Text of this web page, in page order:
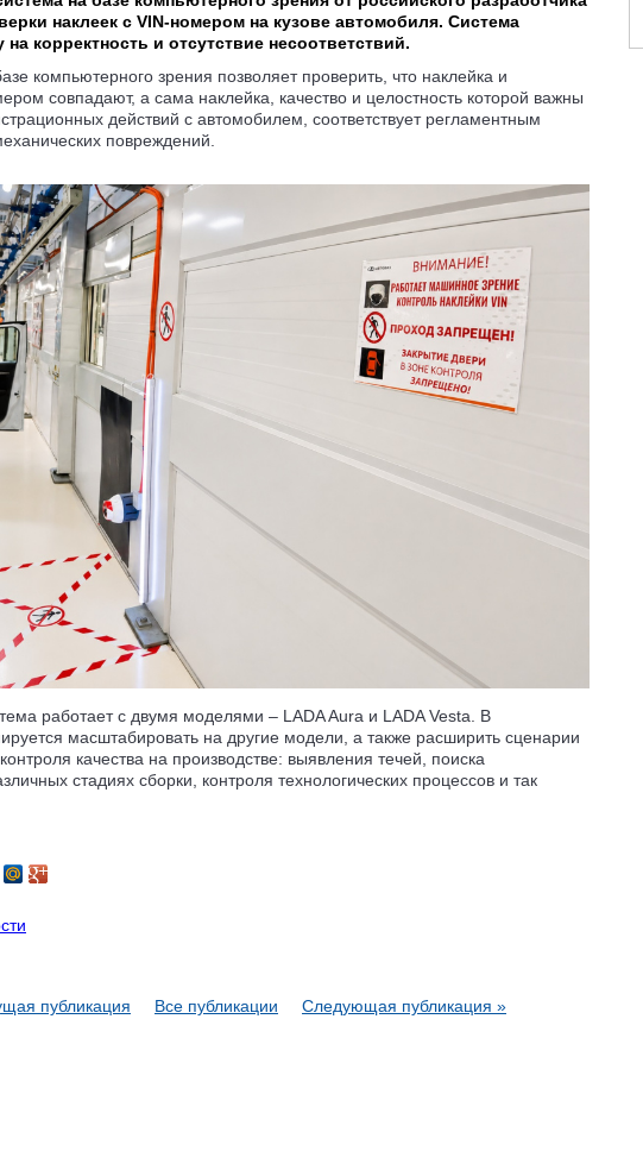
наклеек с VIN-номером на кузове автомобиля. Система
на корректность и отсутствие несоответствий.
компьютерного зрения позволяет проверить, что наклейка и
совпадают, а сама наклейка, качество и целостность которой важны
действий с автомобилем, соответствует регламентным
повреждений.
работает с двумя моделями – LADA Aura и LADA Vesta. В
масштабировать на другие модели, а также расширить сценарии
качества на производстве: выявления течей, поиска
стадиях сборки, контроля технологических процессов и так
публикация Все публикации Следующая публикация »